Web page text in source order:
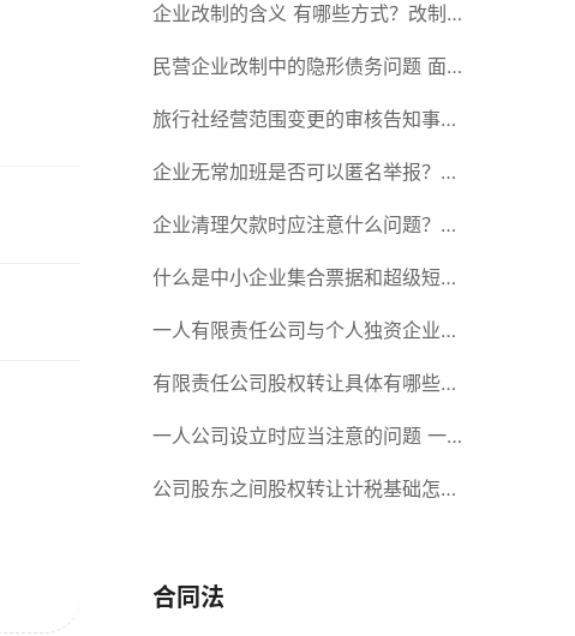
企业改制的含义 有哪些方式？改制
后国企员工属于什么性质？
民营企业改制中的隐形债务问题 面
对隐形债务问题应该如何解决？
旅行社经营范围变更的审核告知事项
旅游业的发展现状和趋势
企业无常加班是否可以匿名举报？强
制加班公司没有加班费怎么办？
企业清理欠款时应注意什么问题？企
业短期借款需要注意哪些事项？
什么是中小企业集合票据和超级短期
融资券？一起来了解一下吧！
一人有限责任公司与个人独资企业的
区别 这些知识你都知道吗？
有限责任公司股权转让具体有哪些形
式？来了解下这五种形式
一人公司设立时应当注意的问题 一
人公司的特征
公司股东之间股权转让计税基础怎么
合什么要件？
合同法